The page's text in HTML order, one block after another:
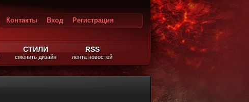
Контакты Вход
Регистрация
СТИЛИ
сменить дизайн
RSS
лента новостей